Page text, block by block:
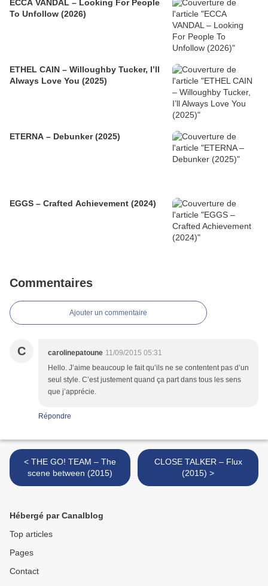
ECCA VANDAL – Looking For People
To Unfollow (2026)
ETHEL CAIN – Willoughby Tucker, I’ll
Always Love You (2025)
ETERNA – Debunker (2025)
EGGS – Crafted Achievement (2024)
Commentaires
Ajouter un commentaire
C carolinepatoune 11/09/2015 05:31
Hello. J’aime beaucoup le fait qu’ils ne se contentent pas d’un
seul style. C’est justement quand ça part dans tous les sens
que j’apprécie.
Répondre
< THE GO! TEAM – The
scene between (2015)
CLOSE TALKER – Flux
(2015) >
Hébergé par Canalblog
Top articles
Pages
Contact